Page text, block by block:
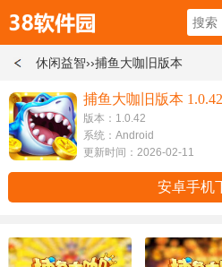
休闲益智››捕鱼大咖旧版本
捕鱼大咖旧版本
版本：1.0.42
系统：Android
更新时间：2026-02-11
安卓手机